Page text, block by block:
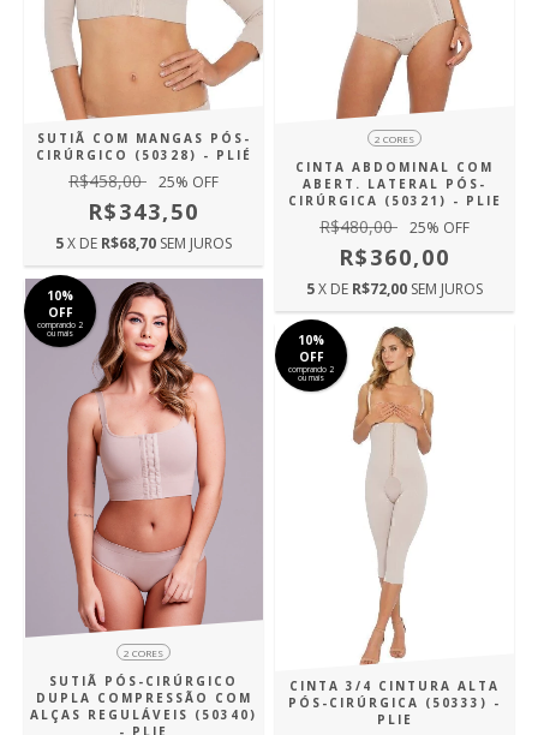
SUTIÃ COM MANGAS PÓS-
CIRÚRGICO (50328) - PLIÉ
R$458,00 25% OFF
R$343,50
5X DE R$68,70 SEM JUROS
2 CORES
CINTA ABDOMINAL COM
ABERT. LATERAL PÓS-
CIRÚRGICA (50321) - PLIE
R$480,00 25% OFF
R$360,00
5X DE R$72,00 SEM JUROS
10%
OFF
comprando 2
ou mais
2 CORES
SUTIÃ PÓS-CIRÚRGICO
DUPLA COMPRESSÃO COM
ALÇAS REGULÁVEIS (50340)
- PLIE
10%
OFF
comprando 2
ou mais
CINTA 3/4 CINTURA ALTA
PÓS-CIRÚRGICA (50333) -
PLIE